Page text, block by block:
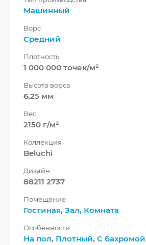
Машинный
Ворс
Средний
Плотность
1 000 000 точек/м²
Высота ворса
6,25 мм
Вес
2150 г/м²
Коллекция
Beluchi
Дизайн
88211 2737
Помещение
Гостиная, Зал, Комната
Особенности
На пол, Плотный, С бахромой